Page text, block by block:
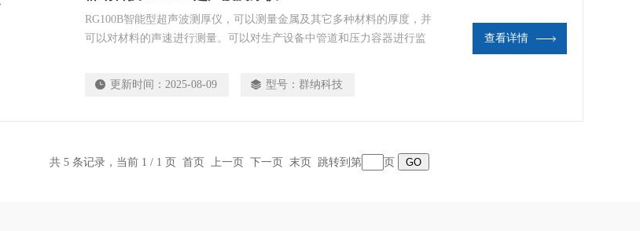
RG100B智能型超声波测厚仪，可以测量金属及其它多种材料的厚度，并
可以对材料的声速进行测量。可以对生产设备中管道和压力容器进行监
件作测量。
更新时间： 2025-08-09 型号： 群纳科技
查看详情
共 5 条记录，当前 1 / 1 页 首页 上一页 下一页 末页 跳转到第 页